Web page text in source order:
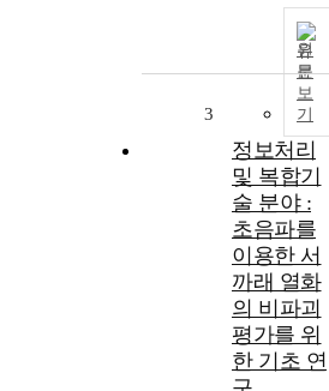
원
문
보
기
3
정보처리
및 복합기
술 분야 :
초음파를
이용한 서
까래 열화
의 비파괴
평가를 위
한 기초 연